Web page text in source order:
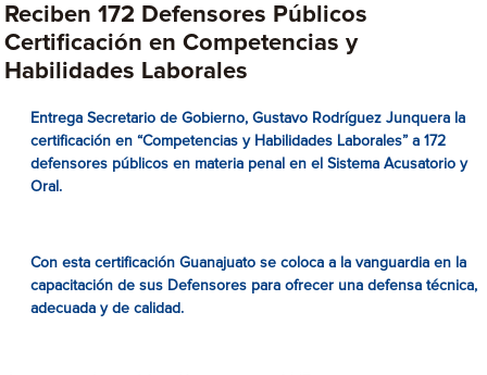
Reciben 172 Defensores Públicos
Certificación en Competencias y
Habilidades Laborales
EntregaSecretario de Gobierno, Gustavo Rodríguez Junquera la
certificaciónen “Competencias y Habilidades Laborales” a 172
defensores públicos en materia penal en el Sistema Acusatorio y
Oral.
Con esta certificaciónGuanajuato se coloca a la vanguardia en la
capacitación de sus Defensores para ofrecer una defensa técnica,
adecuada y de calidad.